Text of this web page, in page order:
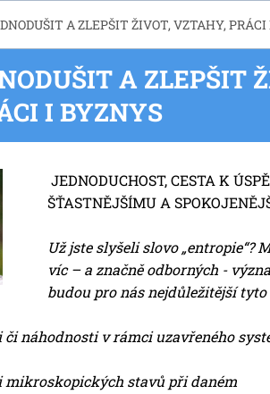
A ZLEPŠIT ŽIVOT, VZTAHY,
A ZLEPŠIT
I BYZNYS
JEDNODUCHOST, CESTA K
ŠŤASTNĚJŠÍMU A
Už jste slyšeli slovo „entropie“?
víc – a značně odborných -
budou pro nás nejdůležitější tyto
náhodnosti v rámci uzavřeného
mikroskopických stavů při daném